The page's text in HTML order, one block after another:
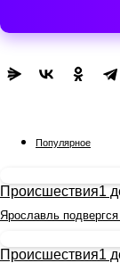
Популярное
Происшествия1
Ярославль
Происшествия1